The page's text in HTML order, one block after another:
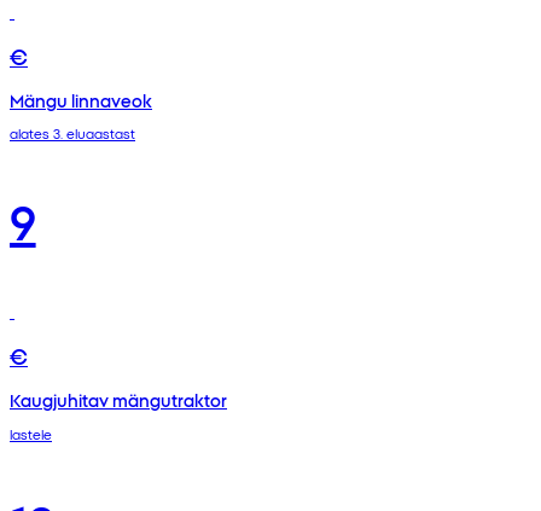
€
Mängu linnaveok
alates 3. eluaastast
9
€
Kaugjuhitav mängutraktor
lastele